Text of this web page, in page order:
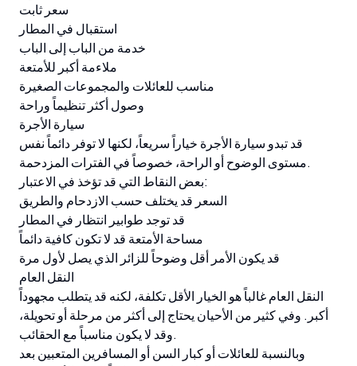
سعر ثابت
استقبال في المطار
خدمة من الباب إلى الباب
ملاءمة أكبر للأمتعة
مناسب للعائلات والمجموعات الصغيرة
وصول أكثر تنظيماً وراحة
سيارة الأجرة
قد تبدو سيارة الأجرة خياراً سريعاً، لكنها لا توفر دائماً نفس
مستوى الوضوح أو الراحة، خصوصاً في الفترات المزدحمة.
بعض النقاط التي قد تؤخذ في الاعتبار:
السعر قد يختلف حسب الازدحام والطريق
قد توجد طوابير انتظار في المطار
مساحة الأمتعة قد لا تكون كافية دائماً
قد يكون الأمر أقل وضوحاً للزائر الذي يصل لأول مرة
النقل العام
النقل العام غالباً هو الخيار الأقل تكلفة، لكنه قد يتطلب مجهوداً
أكبر. وفي كثير من الأحيان يحتاج إلى أكثر من مرحلة أو تحويلة،
وقد لا يكون مناسباً مع الحقائب.
وبالنسبة للعائلات أو كبار السن أو المسافرين المتعبين بعد